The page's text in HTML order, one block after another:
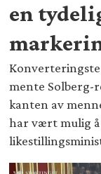
en
mente Solberg-
kanten av
har vært mulig